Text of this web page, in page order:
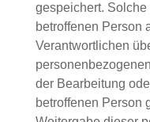
gespeichert.
betroffenen Person
Verantwortlichen
der Bearbeitung
betroffenen Person